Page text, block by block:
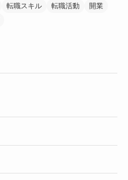
転職スキル 転職活動
開業